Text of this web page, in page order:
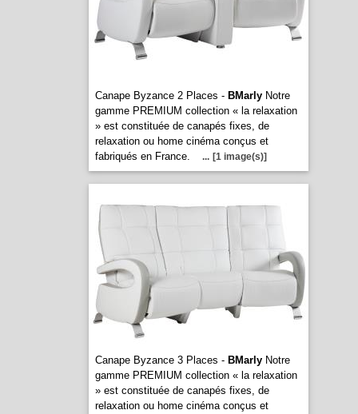
Canape Byzance 2 Places - BMarlyNotre
gamme PREMIUM collection « la relaxation
» est constituée de canapés fixes, de
relaxation ou home cinéma conçus et
fabriqués en France.
... [1 image(s)]
Canape Byzance 3 Places - BMarlyNotre
gamme PREMIUM collection « la relaxation
» est constituée de canapés fixes, de
relaxation ou home cinéma conçus et